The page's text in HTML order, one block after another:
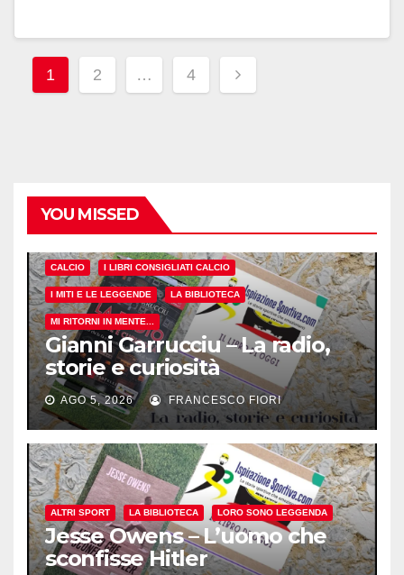
Paginazione
Degli
1 2 … 4
YOU MISSED
CALCIO I LIBRI CONSIGLIATI CALCIO
I MITI E LE LEGGENDE LA BIBLIOTECA
MI RITORNI IN MENTE...
Gianni Garrucciu – La radio,
storie e curiosità
AGO 5, 2026 FRANCESCO FIORI
ALTRI SPORT LA BIBLIOTECA LORO SONO LEGGENDA
Jesse Owens – L’uomo che
sconfisse Hitler